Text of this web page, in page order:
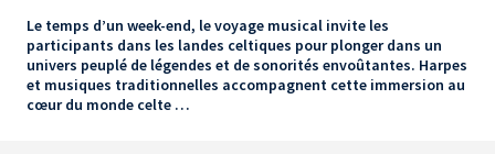
Le temps d’un week-end, le voyage musical invite les
participants dans les landes celtiques pour plonger dans un
univers peuplé de légendes et de sonorités envoûtantes. Harpes
et musiques traditionnelles accompagnent cette immersion au
cœur du monde celte …